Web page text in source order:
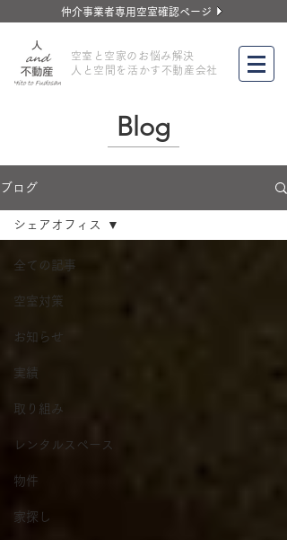
仲介事業者専用空室確認ページ
​空室と空家のお悩み解決
人と空間を活かす不動産会社
Blog
ブログ
全ての記事
空室対策
お知らせ
実績
取り組み
レンタルスペース
物件
家探し
シェアオフィス